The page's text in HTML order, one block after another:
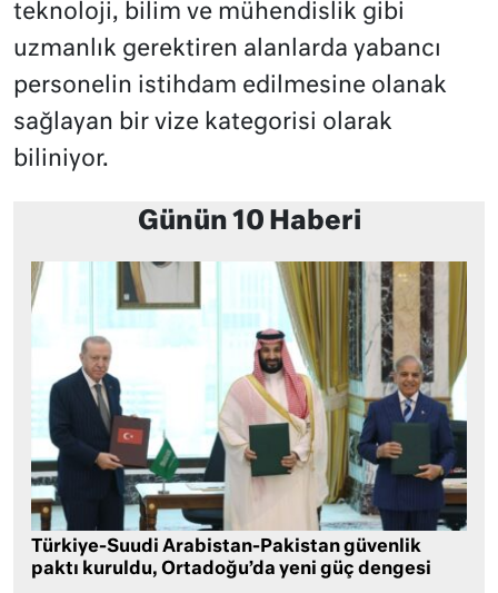
teknoloji, bilim ve mühendislik gibi
uzmanlık gerektiren alanlarda yabancı
personelin istihdam edilmesine olanak
sağlayan bir vize kategorisi olarak
biliniyor.
Günün 10 Haberi
Türkiye-Suudi Arabistan-Pakistan güvenlik
paktı kuruldu, Ortadoğu’da yeni güç dengesi